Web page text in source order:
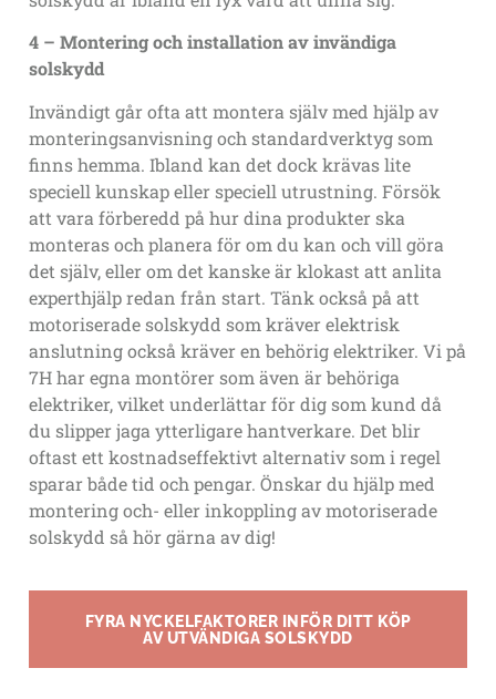
4 – Montering och installation av invändiga
solskydd
Invändigt går ofta att montera själv med hjälp av
monteringsanvisning och standardverktyg som
finns hemma. Ibland kan det dock krävas lite
speciell kunskap eller speciell utrustning. Försök
att vara förberedd på hur dina produkter ska
monteras och planera för om du kan och vill göra
det själv, eller om det kanske är klokast att anlita
experthjälp redan från start. Tänk också på att
motoriserade solskydd som kräver elektrisk
anslutning också kräver en behörig elektriker. Vi på
7H har egna montörer som även är behöriga
elektriker, vilket underlättar för dig som kund då
du slipper jaga ytterligare hantverkare. Det blir
oftast ett kostnadseffektivt alternativ som i regel
sparar både tid och pengar. Önskar du hjälp med
montering och- eller inkoppling av motoriserade
solskydd så hör gärna av dig!
FYRA NYCKELFAKTORER INFÖR DITT KÖP
AV UTVÄNDIGA SOLSKYDD